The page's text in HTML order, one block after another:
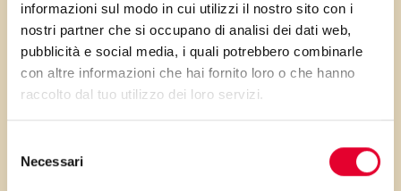
informazioni sul modo in cui utilizzi il nostro sito con i
nostri partner che si occupano di analisi dei dati web,
pubblicità e social media, i quali potrebbero combinarle
con altre informazioni che hai fornito loro o che hanno
raccolto dal tuo utilizzo dei loro servizi.
delNecessari
Acquagag
variante del classico acquagym,